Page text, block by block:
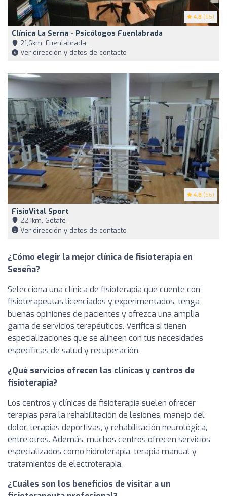
4.8 (95)
Clínica La Serna - Psicólogos Fuenlabrada
21,6km, Fuenlabrada
Ver dirección y datos de contacto
4.8 (56)
FisioVital Sport
22,1km, Getafe
Ver dirección y datos de contacto
¿Cómo elegir la mejor clínica de fisioterapia en
Seseña?
Selecciona una clínica de fisioterapia que cuente con
fisioterapeutas licenciados y experimentados, tenga
buenas opiniones de pacientes y ofrezca una amplia
gama de servicios terapéuticos. Verifica si tienen
especializaciones que se alineen con tus necesidades
específicas de salud y recuperación.
¿Qué servicios ofrecen las clínicas y centros de
fisioterapia?
Los centros y clínicas de fisioterapia suelen ofrecer
terapias para la rehabilitación de lesiones, manejo del
dolor, terapias deportivas, y rehabilitación neurológica,
entre otros. Además, muchos centros ofrecen servicios
especializados como hidroterapia, terapia manual y
tratamientos de electroterapia.
¿Cuáles son los beneficios de visitar a un